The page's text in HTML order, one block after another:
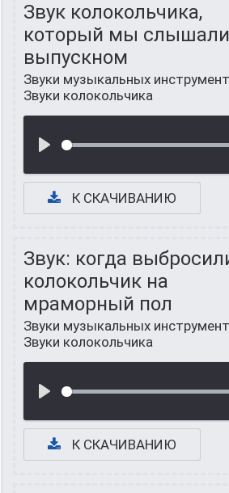
Звук колокольчика,
который мы
выпускном
Звуки музыкальных
Звуки колокольчика
К СКАЧИВАНИЮ
Звук: когда
колокольчик на
мраморный пол
Звуки музыкальных
Звуки колокольчика
К СКАЧИВАНИЮ